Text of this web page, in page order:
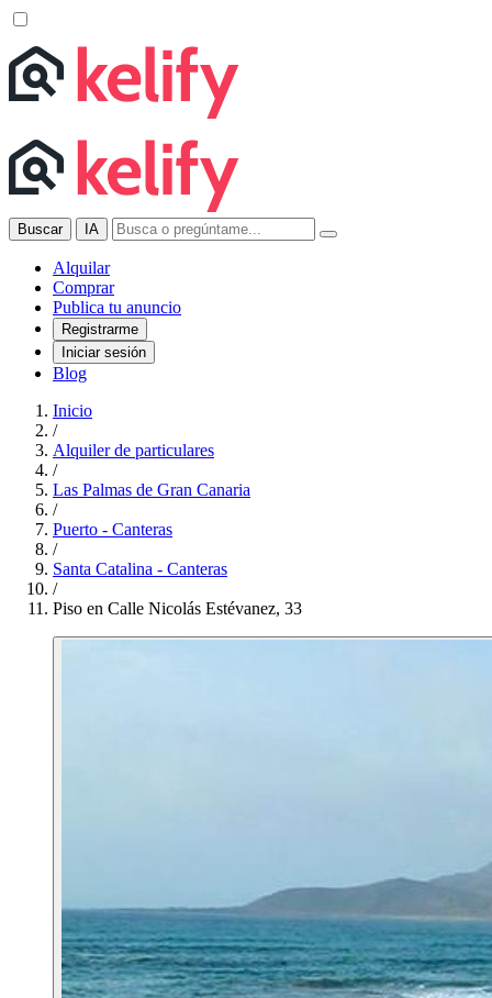
Buscar IA
Alquilar
Comprar
Publica tu anuncio
Registrarme
Iniciar sesión
Blog
Inicio
/
Alquiler de particulares
/
Las Palmas de Gran Canaria
/
Puerto - Canteras
/
Santa Catalina - Canteras
/
Piso en Calle Nicolás Estévanez, 33